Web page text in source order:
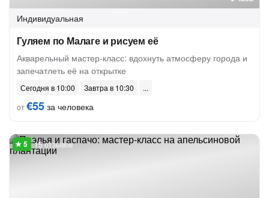
Индивидуальная
Гуляем по Малаге и рисуем её
Акварельный мастер-класс: вдохнуть атмосферу города и
запечатлеть её на открытке
Сегодня в 10:00
Завтра в 10:30
от€55 за человека
15 отзывов